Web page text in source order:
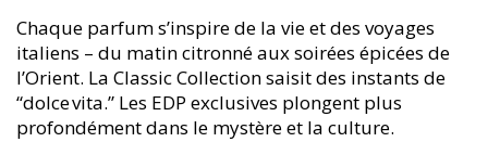
Chaque parfum s’inspire de la vie et des voyages
italiens – du matin citronné aux soirées épicées de
l’Orient. La Classic Collection saisit des instants de
“dolce vita.” Les EDP exclusives plongent plus
profondément dans le mystère et la culture.